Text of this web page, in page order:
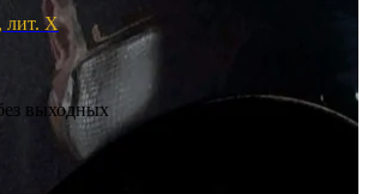
лит. Х
выходных